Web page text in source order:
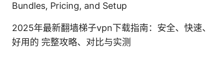
Bundles, Pricing, and Setup
2025年最新翻墙梯子vpn下载指南：安全、快速、
好用的 完整攻略、对比与实测